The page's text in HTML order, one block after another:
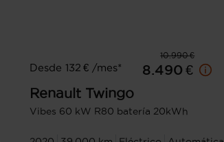
10.990 €
Desde 132 € /mes*
8.490 €
Renault Twingo
Vibes 60 kW R80 batería 20kWh